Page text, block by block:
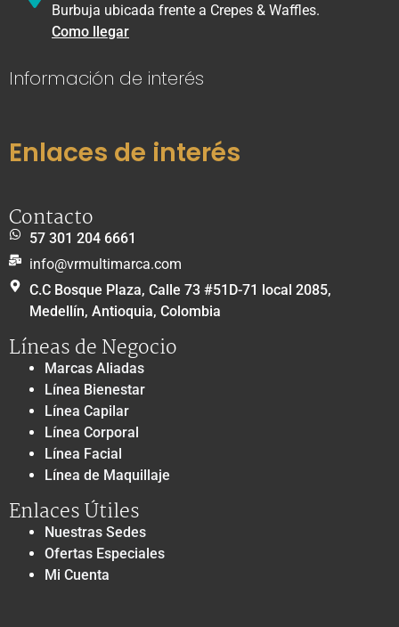
Burbuja ubicada frente a Crepes & Waffles.
Como llegar
Información de interés
Enlaces de interés
Contacto
57 301 204 6661
info@vrmultimarca.com
C.C Bosque Plaza, Calle 73 #51D-71 local 2085,
Medellín, Antioquia, Colombia
Líneas de Negocio
Marcas Aliadas
Línea Bienestar
Línea Capilar
Línea Corporal
Línea Facial
Línea de Maquillaje
Enlaces Útiles
Nuestras Sedes
Ofertas Especiales
Mi Cuenta